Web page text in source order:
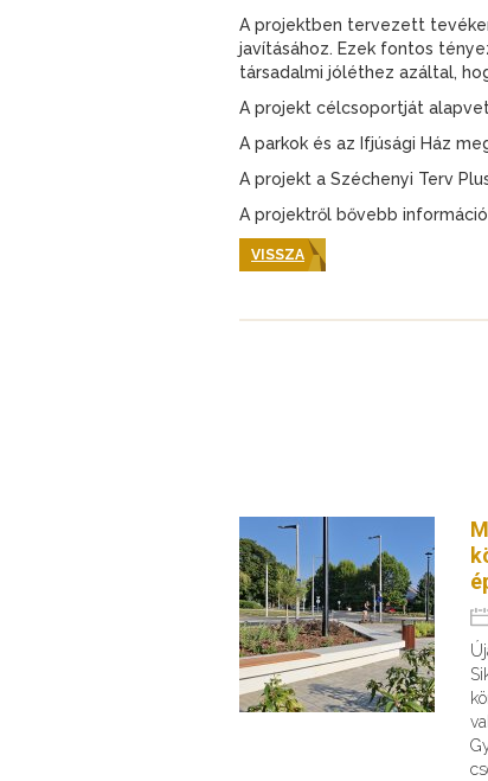
A projektben tervezett
javításához. Ezek fontos
társadalmi jóléthez azáltal,
A projekt célcsoportját
A parkok és az Ifjúsági Ház
A projekt a Széchenyi Terv
A projektről bővebb
VISSZA